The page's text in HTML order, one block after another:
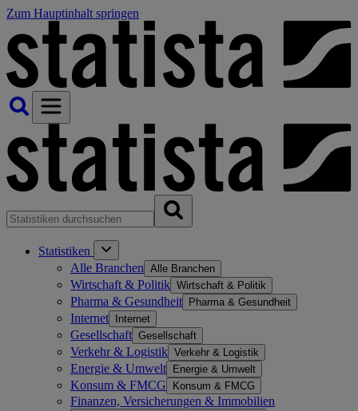
Zum Hauptinhalt springen
Statistiken
Alle Branchen Alle Branchen
Wirtschaft & Politik Wirtschaft & Politik
Pharma & Gesundheit Pharma & Gesundheit
Internet Internet
Gesellschaft Gesellschaft
Verkehr & Logistik Verkehr & Logistik
Energie & Umwelt Energie & Umwelt
Konsum & FMCG Konsum & FMCG
Finanzen, Versicherungen & Immobilien